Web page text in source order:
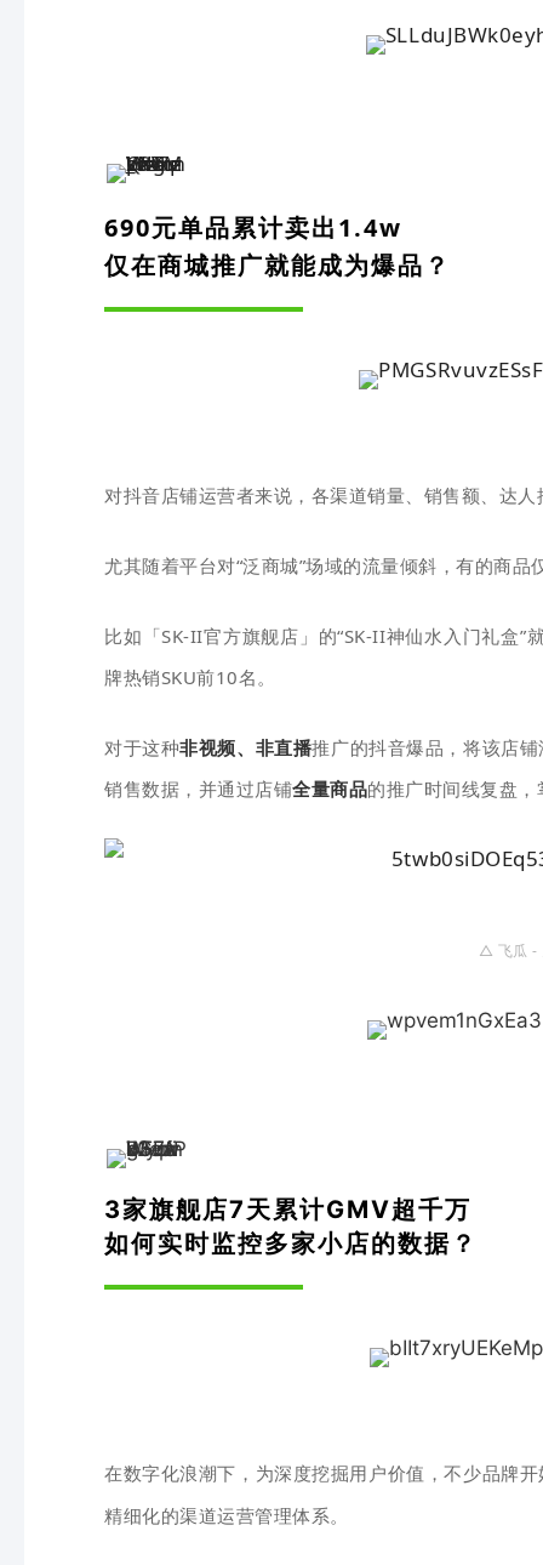
690元单品累计卖出1.4w
仅在商城推广就能成为爆品？
对抖音店铺运营者来说，各渠道销量、销售额、达
尤其随着平台对“泛商城”场域的流量倾斜，有的商
比如「SK-II官方旗舰店」的“SK-II神仙水入门礼盒”
牌热销SKU前10名。
对于这种非视频、非直播推广的抖音爆品，将该店
销售数据，并通过店铺全量商品的推广时间线复盘
△ 飞瓜 -
3家旗舰店7天累计GMV超千万
如何实时监控多家小店的数据？
在数字化浪潮下， 为深度挖掘用户价值，不少品牌开
精细化的渠道运营管理体系。